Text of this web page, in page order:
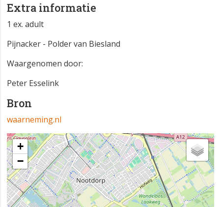
Extra informatie
1 ex. adult
Pijnacker - Polder van Biesland
Waargenomen door:
Peter Esselink
Bron
waarneming.nl
+
−